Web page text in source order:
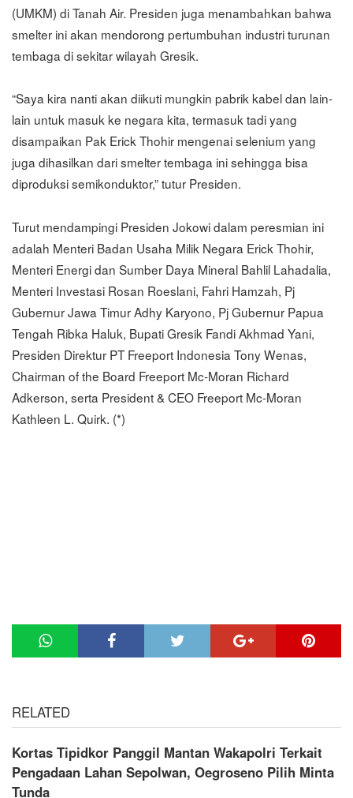
(UMKM) di Tanah Air. Presiden juga menambahkan bahwa
smelter ini akan mendorong pertumbuhan industri turunan
tembaga di sekitar wilayah Gresik.
“Saya kira nanti akan diikuti mungkin pabrik kabel dan lain-
lain untuk masuk ke negara kita, termasuk tadi yang
disampaikan Pak Erick Thohir mengenai selenium yang
juga dihasilkan dari smelter tembaga ini sehingga bisa
diproduksi semikonduktor,” tutur Presiden.
Turut mendampingi Presiden Jokowi dalam peresmian ini
adalah Menteri Badan Usaha Milik Negara Erick Thohir,
Menteri Energi dan Sumber Daya Mineral Bahlil Lahadalia,
Menteri Investasi Rosan Roeslani, Fahri Hamzah, Pj
Gubernur Jawa Timur Adhy Karyono, Pj Gubernur Papua
Tengah Ribka Haluk, Bupati Gresik Fandi Akhmad Yani,
Presiden Direktur PT Freeport Indonesia Tony Wenas,
Chairman of the Board Freeport Mc-Moran Richard
Adkerson, serta President & CEO Freeport Mc-Moran
Kathleen L. Quirk. (*)
RELATED
Kortas Tipidkor Panggil Mantan Wakapolri Terkait
Pengadaan Lahan Sepolwan, Oegroseno Pilih Minta
Tunda